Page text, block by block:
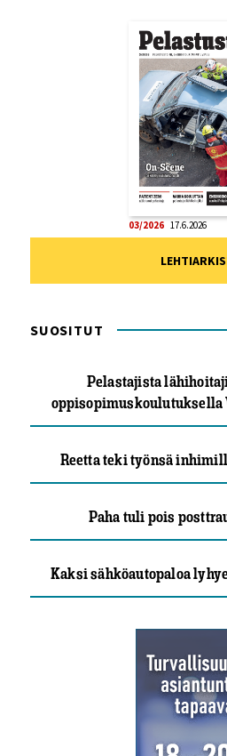
03/2026 17.6.2026
SUOSITUT
Pelastajista
oppisopimuskoulutuksella
Reetta teki työnsä
Paha tuli pois
Kaksi sähköautopaloa